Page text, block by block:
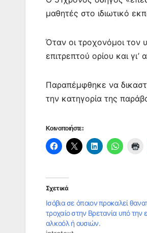
o
o
k
p
p
μαθητές στο ιδιωτικό
Όταν οι τροχονόμοι τον
επιτρεπτού ορίου και γι’
Παραπέμφθηκε να
την κατηγορία της
Κοινοποιήστε:
Σχετικά
Ισόβια σε όποιον προκαλεί
τροχαίο στην Βρετανία υπό την
αλκοόλ ή ουσιών.